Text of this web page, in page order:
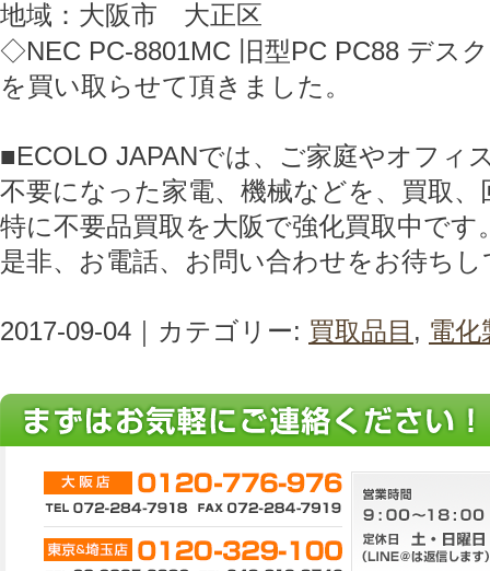
地域：大阪市 大正区
◇NEC PC-8801MC 旧型PC PC88 デス
を買い取らせて頂きました。
■ECOLO JAPANでは、ご家庭やオフィ
不要になった家電、機械などを、買取
特に不要品買取を大阪で強化買取中です
是非、お電話、お問い合わせをお待ち
2017-09-04｜カテゴリー: 買取品目 , 電化